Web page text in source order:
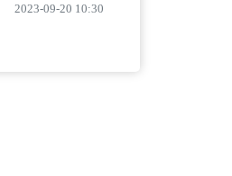
2023-09-20 10:30